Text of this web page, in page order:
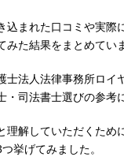
込まれた口コミや実際
た結果をまとめてい
士法人法律事務所ロイ
・司法書士選びの参考
理解していただくた
挙げてみました。